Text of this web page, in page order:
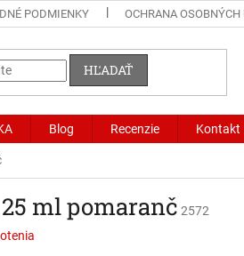
PODMIENKY OCHRANA OSOBNÝCH
HĽADAŤ
Blog Recenzie Kontakt
ml pomaranč 2572